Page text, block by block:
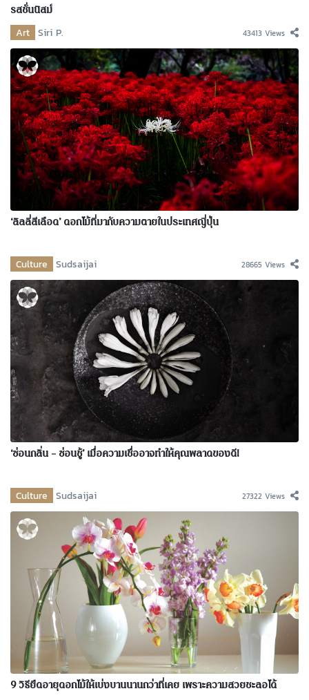
รสชั่นนิสม์
Art Siri P. 43413 Views
‘ลิลลี่สีเลือด’ ดอกไม้ที่มากับความตายในประเทศญี่ปุ่น
Culture Sudsaijai 28665 Views
‘ซ่อนกลิ่น – ซ่อนชู้’ เมื่อความเชื่ออาจทำให้คุณพลาดของดี!
Culture Sudsaijai 27322 Views
9 วิธียืดอายุดอกไม้ให้เบ่งบานนานกว่าที่เคย เพราะความสวยชะลอได้